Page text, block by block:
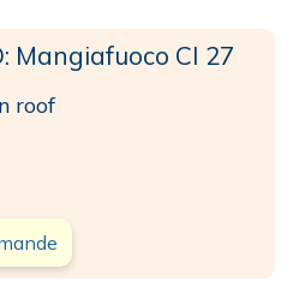
Mangiafuoco CI 27
roof